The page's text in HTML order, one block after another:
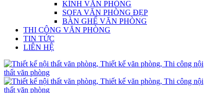
KÍNH VĂN PHÒNG
SOFA VĂN PHÒNG ĐẸP
BÀN GHẾ VĂN PHÒNG
THI CÔNG VĂN PHÒNG
TIN TỨC
LIÊN HỆ